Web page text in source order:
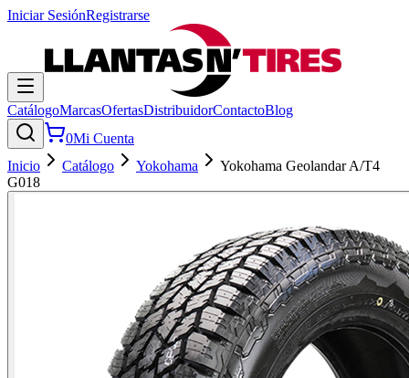
Iniciar SesiónRegistrarse
CatálogoMarcasOfertasDistribuidorContactoBlog
0Mi Cuenta
Inicio
Catálogo Yokohama
Yokohama Geolandar A/T4
G018